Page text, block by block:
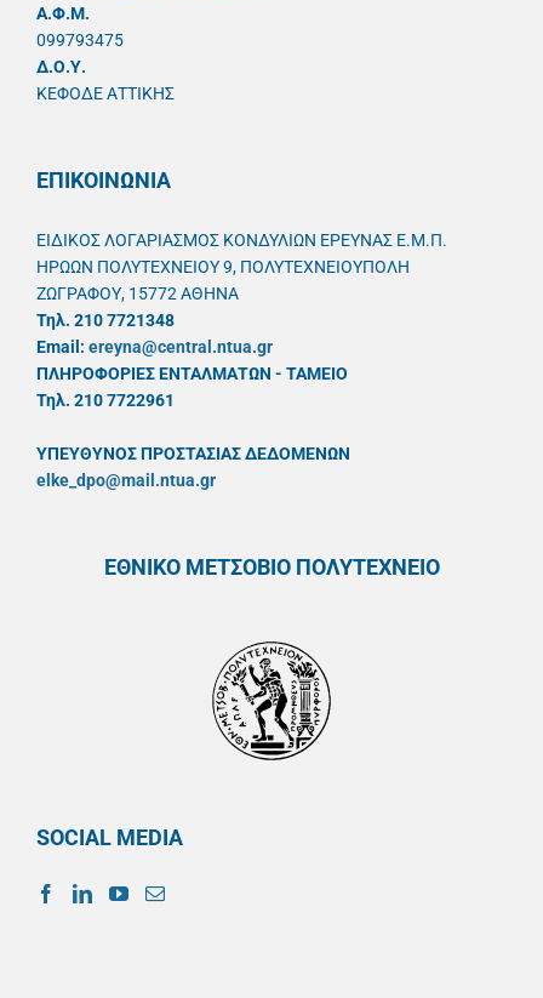
A.Φ.Μ.
099793475
Δ.Ο.Υ.
ΚΕΦΟΔΕ ΑΤΤΙΚΗΣ
ΕΠΙΚΟΙΝΩΝΙΑ
ΕΙΔΙΚΟΣ ΛΟΓΑΡΙΑΣΜΟΣ ΚΟΝΔΥΛΙΩΝ ΕΡΕΥΝΑΣ Ε.Μ.Π.
ΗΡΩΩΝ ΠΟΛΥΤΕΧΝΕΙΟΥ 9, ΠΟΛΥΤΕΧΝΕΙΟΥΠΟΛΗ
ΖΩΓΡΑΦΟΥ, 15772 ΑΘΗΝΑ
Τηλ. 210 7721348
Email: ereyna@central.ntua.gr
ΠΛΗΡΟΦΟΡΙΕΣ ΕΝΤΑΛΜΑΤΩΝ - ΤΑΜΕΙΟ
Τηλ. 210 7722961
ΥΠΕΥΘYΝΟΣ ΠΡΟΣΤΑΣΙΑΣ ΔΕΔΟΜΕΝΩΝ
elke_dpo@mail.ntua.gr
ΕΘΝΙΚΟ ΜΕΤΣΟΒΙΟ ΠΟΛΥΤΕΧΝΕΙΟ
SOCIAL MEDIA